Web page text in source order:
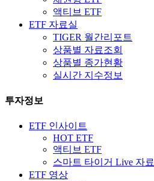
액티브 ETF
ETF 자료실
TIGER 월간리포트
상품별 자료조회
상품별 종가현황
실시간 지수정보
투자정보
ETF 인사이트
HOT ETF
액티브 ETF
스마트 타이거 Live 자료
ETF 영상